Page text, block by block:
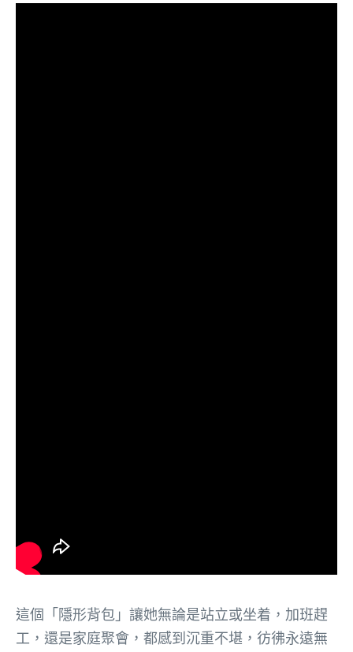
這個「隱形背包」讓她無論是站立或坐着，加班趕
工，還是家庭聚會，都感到沉重不堪，彷彿永遠無